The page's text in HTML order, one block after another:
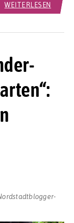
WEITERLESEN